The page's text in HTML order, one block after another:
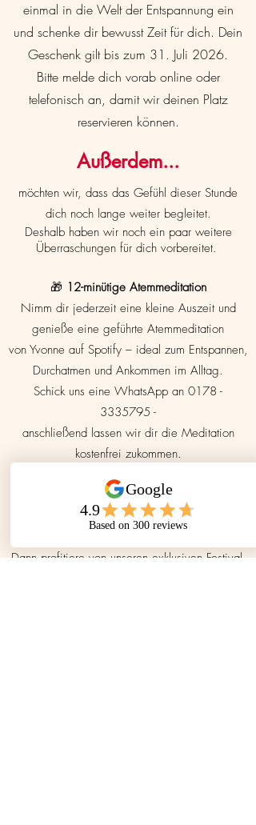
einmal in die Welt der Entspannung ein
und schenke dir bewusst Zeit für dich. Dein
Geschenk gilt bis zum 31. Juli 2026.
Bitte melde dich vorab online oder
telefonisch an, damit wir deinen Platz
reservieren können.
Außerdem...
möchten wir, dass das Gefühl dieser Stunde
dich noch lange weiter begleitet.
Deshalb haben wir noch ein paar weitere
Überraschungen für dich vorbereitet.
🎁 12-minütige Atemmeditation
Nimm dir jederzeit eine kleine Auszeit und
genieße eine geführte Atemmeditation
von Yvonne auf Spotify – ideal zum Entspannen,
Durchatmen und Ankommen im Alltag.
Schick uns eine WhatsApp an 0178 -
3335795 -
anschließend lassen wir dir die Meditation
kostenfrei zukommen.
Festival-Vorteil für deinen Start im STUDIO53
Du möchtest dir regelmäßig Zeit für Körper,
Dann profitiere von unseren exklusiven Festival-